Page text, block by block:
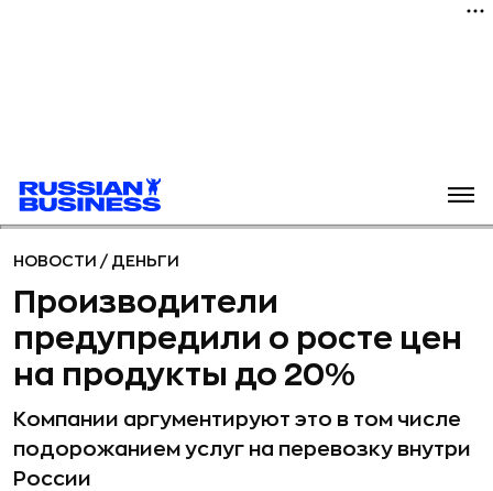
НОВОСТИ / ДЕНЬГИ
Производители
предупредили о росте цен
на продукты до 20%
Компании аргументируют это в том числе
подорожанием услуг на перевозку внутри
России